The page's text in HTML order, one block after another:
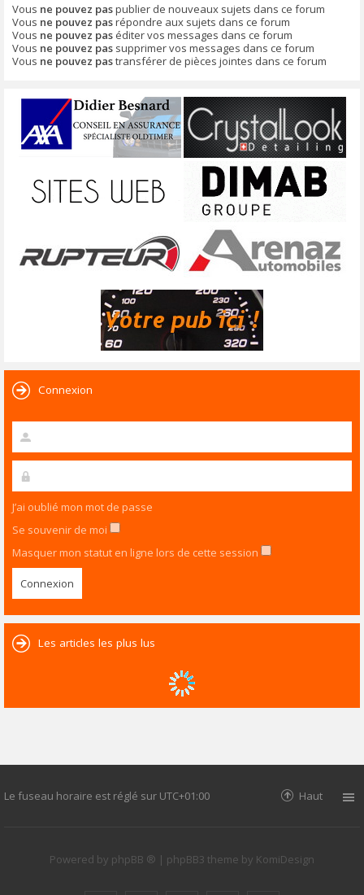
Vous ne pouvez paspublier de nouveaux sujets dans ce forum
Vous ne pouvez pasrépondre aux sujets dans ce forum
Vous ne pouvez pas éditer vos messages dans ce forum
Vous ne pouvez pas supprimer vos messages dans ce forum
Vous ne pouvez pastransférer de pièces jointes dans ce forum
Connexion
J’ai oublié mon mot de passe
Se souvenir de moi
Masquer mon statut en ligne lors de cette session
Les articles les plus lus
Le fuseau horaire est réglé sur UTC+01:00 Haut
Powered by phpBB ® | phpBB3 theme by KomiDesign